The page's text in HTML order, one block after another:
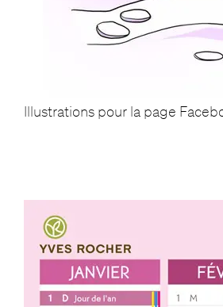
Illustrations pour la page